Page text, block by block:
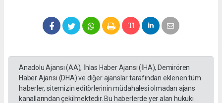
Anadolu Ajansı (AA), İhlas Haber Ajansı (İHA), Demirören
Haber Ajansı (DHA) ve diğer ajanslar tarafından eklenen tüm
haberler, sitemizin editörlerinin müdahalesi olmadan ajans
kanallarından çekilmektedir. Bu haberlerde yer alan hukuki